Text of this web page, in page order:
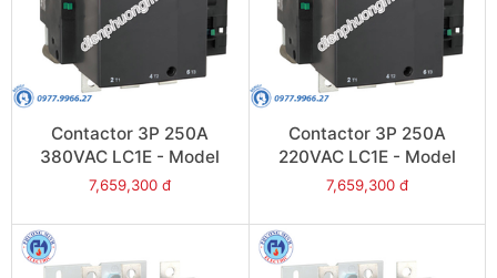
Contactor 3P 250A
380VAC LC1E - Model
LC1E250Q6
7,659,300 đ
Contactor 3P 250A
220VAC LC1E - Model
LC1E250M6
7,659,300 đ